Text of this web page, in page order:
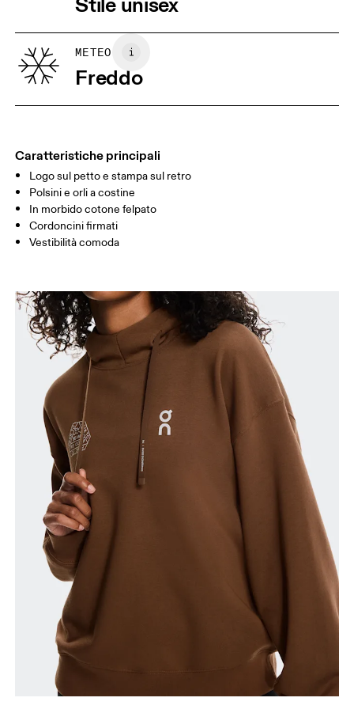
GIROVITA 72 78.5 — 81.5 83.5
FIANCHI 86
Come prendere le misure
Torace
Misura la parte più ampia del torace da un estremo
all’altro.
Girovita
Misura il girovita nel punto più stretto (in genere
dove il corpo si piega lateralmente).
Fianchi
Lavare separatamente.
METEO
Freddo
Caratteristiche principali
Logo sul petto e stampa sul retro
Polsini e orli a costine
In morbido cotone felpato
Cordoncini firmati
Vestibilità comoda